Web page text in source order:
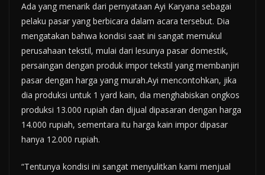
Ada yang menarik dari pernyataan Ayi Karyana sebagai
pelaku pasar yang berbicara dalam acara tersebut. Dia
mengatakan bahwa kondisi saat ini sangat memukul
perusahaan tekstil, mulai dari lesunya pasar domestik,
persaingan dengan produk impor tekstil yang membanjiri
pasar dengan harga yang murah.Ayi mencontohkan, jika
dia produksi untuk 1 yard kain, dia menghabiskan ongkos
produksi 13.000 rupiah dan dijual dipasaran dengan harga
14.000 rupiah, sementara itu harga kain impor dipasar
hanya 12.000 rupiah.
“Tentunya kondisi ini sangat menyulitkan kami menjual